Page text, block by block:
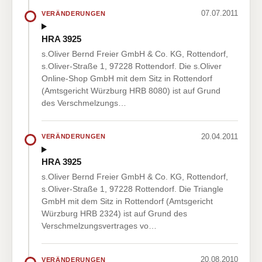
VERÄNDERUNGEN 07.07.2011
HRA 3925
s.Oliver Bernd Freier GmbH & Co. KG, Rottendorf,
s.Oliver-Straße 1, 97228 Rottendorf. Die s.Oliver
Online-Shop GmbH mit dem Sitz in Rottendorf
(Amtsgericht Würzburg HRB 8080) ist auf Grund
des Verschmelzungs…
VERÄNDERUNGEN 20.04.2011
HRA 3925
s.Oliver Bernd Freier GmbH & Co. KG, Rottendorf,
s.Oliver-Straße 1, 97228 Rottendorf. Die Triangle
GmbH mit dem Sitz in Rottendorf (Amtsgericht
Würzburg HRB 2324) ist auf Grund des
Verschmelzungsvertrages vo…
VERÄNDERUNGEN 20.08.2010